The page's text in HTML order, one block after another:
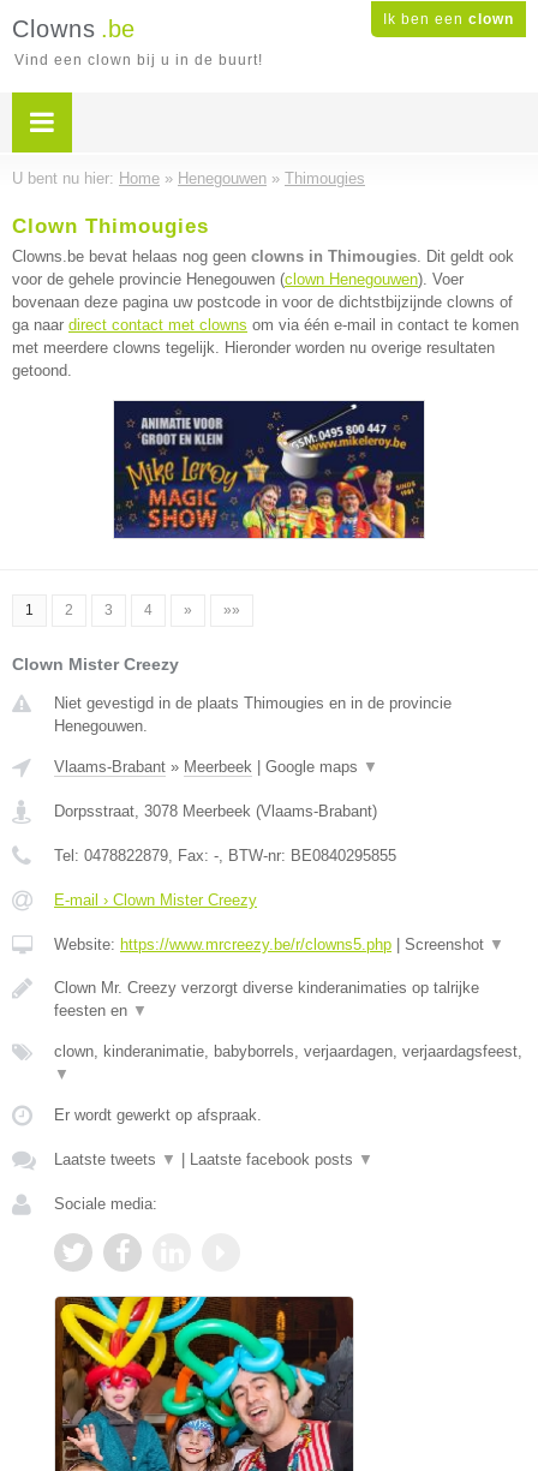
Ik ben een clown
Clowns .be
Vind een clown bij u in de buurt!
U bent nu hier: Home » Henegouwen » Thimougies
Clown Thimougies
Clowns.be bevat helaas nog geen clowns in Thimougies. Dit geldt ook
voor de gehele provincie Henegouwen (clown Henegouwen). Voer
bovenaan deze pagina uw postcode in voor de dichtstbijzijnde clowns of
ga naar direct contact met clowns om via één e-mail in contact te komen
met meerdere clowns tegelijk. Hieronder worden nu overige resultaten
getoond.
1 2 3 4 » »»
Clown Mister Creezy
Niet gevestigd in de plaats Thimougies en in de provincie
Henegouwen.
Vlaams-Brabant » Meerbeek Google maps ▼
Dorpsstraat, 3078 Meerbeek (Vlaams-Brabant)
Tel: 0478822879, Fax: -, BTW-nr: BE0840295855
E-mail › Clown Mister Creezy
Website: https://www.mrcreezy.be/r/clowns5.php Screenshot ▼
Clown Mr. Creezy verzorgt diverse kinderanimaties op talrijke
feesten en ▼
clown, kinderanimatie, babyborrels, verjaardagen, verjaardagsfeest,
▼
Er wordt gewerkt op afspraak.
Laatste tweets ▼ Laatste facebook posts ▼
Sociale media: